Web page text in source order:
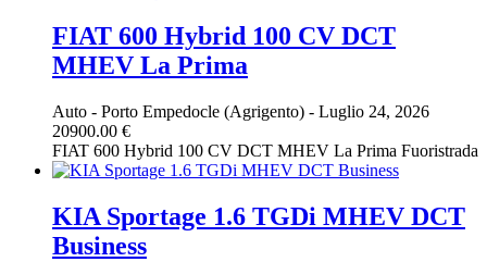
FIAT 600 Hybrid 100 CV DCT
MHEV La Prima
Auto - Porto Empedocle (Agrigento) - Luglio 24, 2026
20900.00 €
FIAT 600 Hybrid 100 CV DCT MHEV La Prima Fuoristrada
KIA Sportage 1.6 TGDi MHEV DCT
Business